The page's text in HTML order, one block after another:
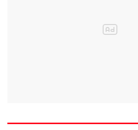
dočkáme teplot nad 31 °C, na
místy i v severní polovině
Jak bude?